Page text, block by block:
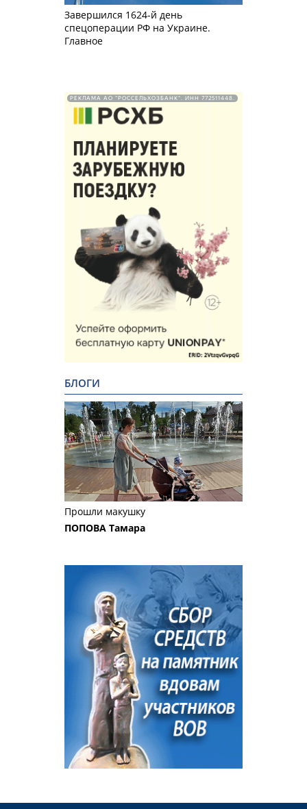
Завершился 1624-й день
спецоперации РФ на Украине.
Главное
РЕКЛАМА АО "РОССЕЛЬХОЗБАНК". ИНН 772511448.
БЛОГИ
Прошли макушку
ПОПОВА Тамара